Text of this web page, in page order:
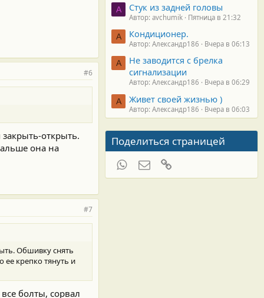
#6
открыть.
она на
#7
Обшивку снять
крепко тянуть и
болты, сорвал
A Стук из задней головы
Автор: avchumik Пятница в 21:32
А Кондиционер.
Автор: Александр186 Вчера в 06:13
А
Не заводится с брелка
сигнализации
Автор: Александр186 Вчера в 06:29
А Живет своей жизнью )
Автор: Александр186 Вчера в 06:03
Поделиться страницей
WhatsAppЭлектронная почта